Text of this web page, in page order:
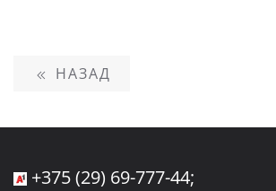
НАЗАД
+375 (29) 69-777-44;